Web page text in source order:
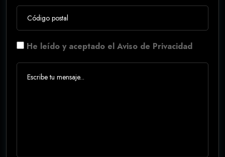
He leído y aceptado el Aviso de Privacidad